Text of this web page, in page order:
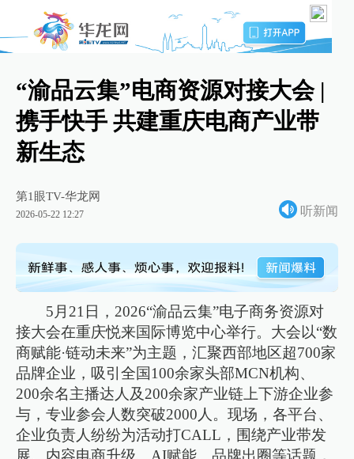
“渝品云集”电商资源对接大会 |
携手快手 共建重庆电商产业带
新生态
第1眼TV-华龙网
2026-05-22 12:27 听新闻
5月21日，2026“渝品云集”电子商务资源对
接大会在重庆悦来国际博览中心举行。大会以“数
商赋能·链动未来”为主题，汇聚西部地区超700家
品牌企业，吸引全国100余家头部MCN机构、
200余名主播达人及200余家产业链上下游企业参
与，专业参会人数突破2000人。现场，各平台、
企业负责人纷纷为活动打CALL，围绕产业带发
展、内容电商升级、AI赋能、品牌出圈等话题，